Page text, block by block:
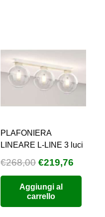
PLAFONIERA
LINEARE L-LINE 3 luci
€268,00 Il
prezzo
originale
era:
€219,76
prezzo
Aggiungi al
carrello